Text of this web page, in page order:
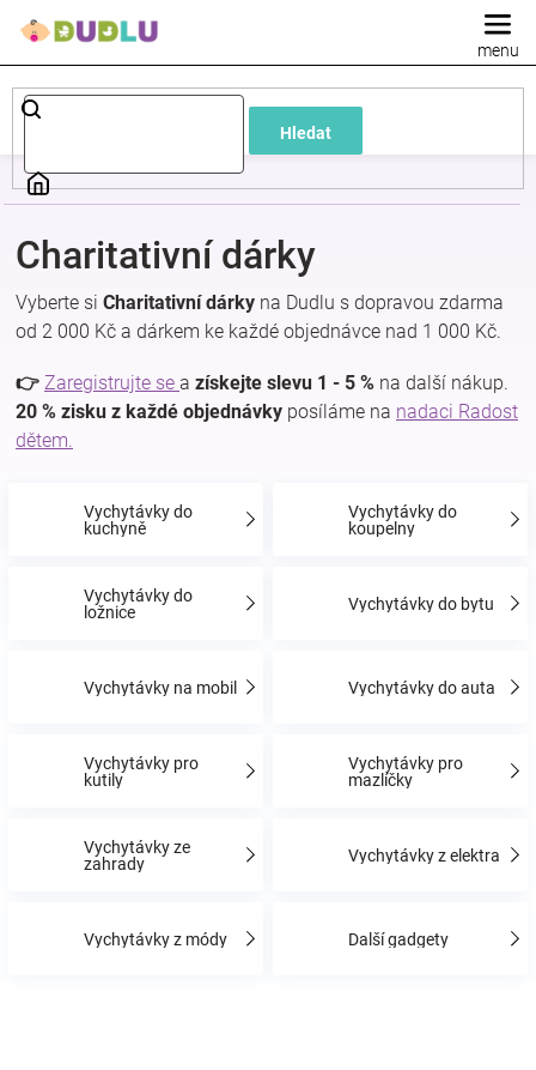
Hledat
Dětské
a
a
Charitativní dárky
Vyberte si Charitativní dárky na Dudlu s dopravou zdarma
od 2 000 Kč a dárkem ke každé objednávce nad 1 000 Kč.
👉 Zaregistrujte se a získejte slevu 1 - 5 % na další nákup.
20 % zisku z každé objednávky posíláme na nadaci Radost
dětem.
Vychytávky do
kuchyně
Vychytávky do
koupelny
Vychytávky do
ložnice
Vychytávky do bytu
Vychytávky na mobil Vychytávky do auta
Vychytávky pro
kutily
Vychytávky pro
mazlíčky
Vychytávky ze
zahrady
Vychytávky z elektra
Vychytávky z módy Další gadgety